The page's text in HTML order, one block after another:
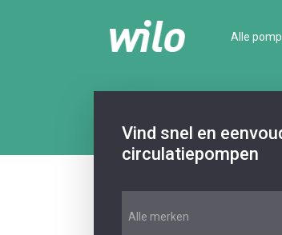
Alle
Vind snel en
circulatiepompen
Alle merken